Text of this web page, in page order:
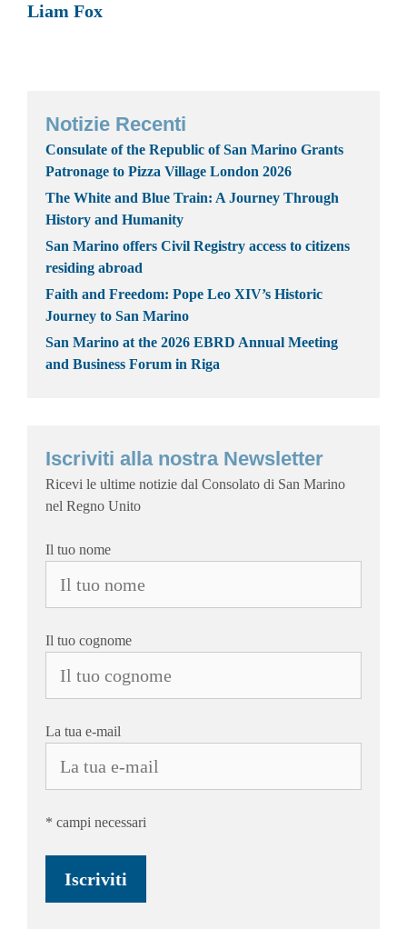
Liam Fox
Notizie Recenti
Consulate of the Republic of San Marino Grants
Patronage to Pizza Village London 2026
The White and Blue Train: A Journey Through
History and Humanity
San Marino offers Civil Registry access to citizens
residing abroad
Faith and Freedom: Pope Leo XIV’s Historic
Journey to San Marino
San Marino at the 2026 EBRD Annual Meeting
and Business Forum in Riga
Iscriviti alla nostra Newsletter
Ricevi le ultime notizie dal Consolato di San Marino
nel Regno Unito
Il tuo nome
Il tuo cognome
La tua e-mail
* campi necessari